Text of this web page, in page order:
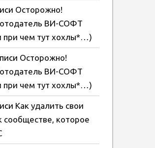
Осторожно!
ВИ-СОФТ
при чем тут хохлы*…)
Осторожно!
ВИ-СОФТ
при чем тут хохлы*…)
Как удалить свои
сообществе, которое